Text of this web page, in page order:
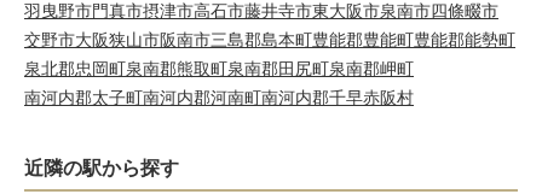
羽曳野市門真市摂津市高石市藤井寺市東大阪市泉南市四條畷市
交野市大阪狭山市阪南市三島郡島本町豊能郡豊能町豊能郡能勢町
泉北郡忠岡町泉南郡熊取町泉南郡田尻町泉南郡岬町
南河内郡太子町南河内郡河南町南河内郡千早赤阪村
近隣の駅から探す